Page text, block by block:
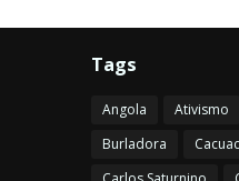
Tags
Angola Ativismo
Burladora